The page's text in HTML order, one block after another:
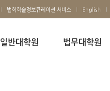
법학학술정보큐레이션 서비스 English
일반대학원 법무대학원